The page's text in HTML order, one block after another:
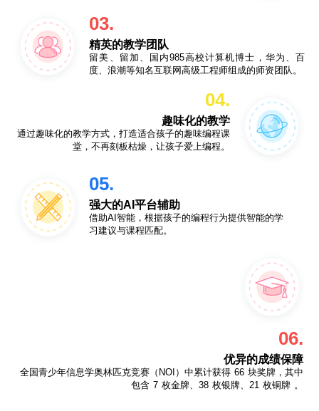
03.
精英的教学团队
留美、留加、国内985高校计算机博士，华为、百
度、浪潮等知名互联网高级工程师组成的师资团队。
04.
趣味化的教学
通过趣味化的教学方式，打造适合孩子的趣味编程课
堂，不再刻板枯燥，让孩子爱上编程。
05.
强大的AI平台辅助
借助AI智能，根据孩子的编程行为提供智能的学
习建议与课程匹配。
06.
优异的成绩保障
全国青少年信息学奥林匹克竞赛（NOI）中累计获得 66 块奖牌，其中
包含 7 枚金牌、38 枚银牌、21 枚铜牌 。